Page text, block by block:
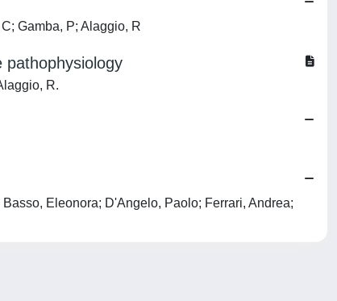
Gamba, P; Alaggio, R
pathophysiology
R.
Eleonora; D'Angelo, Paolo; Ferrari, Andrea;